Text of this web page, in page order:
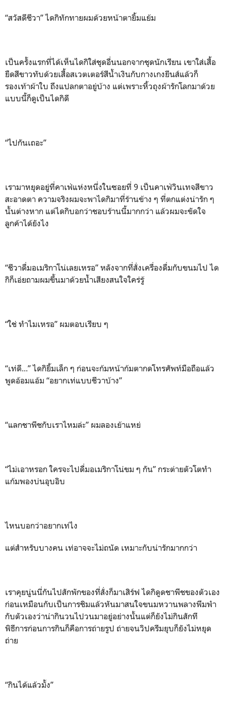
“สวัสดีชีวา” ไดกิทักทายผมด้วยหน้าตายิ้มแย้ม
เป็นครั้งแรกที่ได้เห็นไดกิใส่ชุดอื่นนอกจากชุดนักเรียน เขาใส่เสื้อ
ยืดสีขาวทับด้วยเสื้อสเวตเตอร์สีน้ำเงินกับกางเกงยีนส์แล้วก็
รองเท้าผ้าใบ ถึงแปลกตาอยู่บ้าง แต่เพราะหิ้วถุงผ้ารักโลกมาด้วย
แบบนี้ก็ดูเป็นไดกิดี
“ไปกันเถอะ”
เรามาหยุดอยู่ที่คาเฟ่แห่งหนึ่งในซอยที่ 9 เป็นคาเฟ่วินเทจสีขาว
สะอาดตา ความจริงผมจะพาไดกิมาที่ร้านข้าง ๆ ที่ตกแต่งน่ารัก ๆ
นั้นต่างหาก แต่ไดกิบอกว่าชอบร้านนี้มากกว่า แล้วผมจะขัดใจ
ลูกค้าได้ยังไง
“ชีวาดื่มอเมริกาโน่เลยเหรอ” หลังจากที่สั่งเครื่องดื่มกับขนมไป ได
กิก็เอ่ยถามผมขึ้นมาด้วยน้ำเสียงสนใจใคร่รู้
“ใช่ ทำไมเหรอ” ผมตอบเรียบ ๆ
“เท่ดี...” ไดกิยิ้มเล็ก ๆ ก่อนจะก้มหน้าก้มตากดโทรศัพท์มือถือแล้ว
พูดอ้อมแอ้ม “อยากเท่แบบชีวาบ้าง”
“แลกชาพีชกับเราไหมล่ะ” ผมลองเย้าแหย่
“ไม่เอาหรอก ใครจะไปดื่มอเมริกาโน่ขม ๆ กัน” กระต่ายตัวโตทำ
แก้มพองบ่นอุบอิบ
ไหนบอกว่าอยากเท่ไง
แต่สำหรับบางคน เท่อาจจะไม่ถนัด เหมาะกับน่ารักมากกว่า
เราคุยนู่นนี่กันไปสักพักของที่สั่งก็มาเสิร์ฟ ไดกิดูดชาพีชของตัวเอง
ก่อนเหมือนกับเป็นการชิมแล้วหันมาสนใจขนมหวานพลางพึมพำ
กับตัวเองว่าน่ากินวนไปวนมาอยู่อย่างนั้นแต่ก็ยังไม่กินสักที
พิธีการก่อนการกินก็คือการถ่ายรูป ถ่ายจนวิปครีมยุบก็ยังไม่หยุด
ถ่าย
“กินได้แล้วมั้ง”